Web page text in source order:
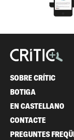
SOBRE CRÍTIC
BOTIGA
EN CASTELLANO
CONTACTE
PREGUNTES